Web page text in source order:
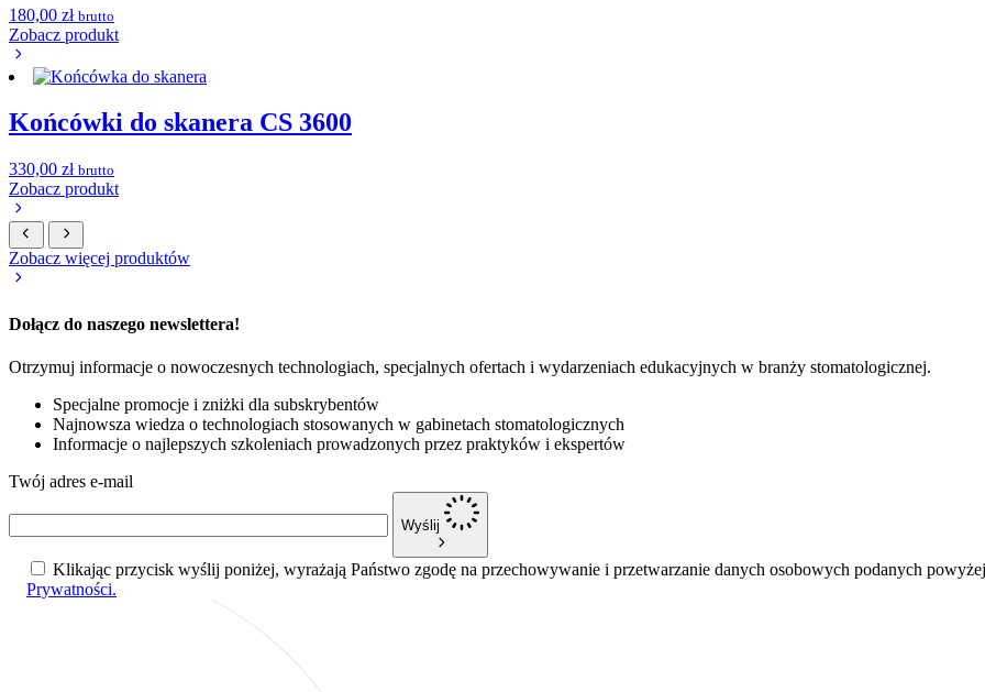
180,00 zł brutto
Zobacz produkt
Końcówki do skanera CS 3600
330,00 zł brutto
Zobacz produkt
Zobacz więcej produktów
Dołącz do naszego newslettera!
Otrzymuj informacje o nowoczesnych technologiach, specjalnych ofertach i wydarzeniach edukacyjnych w branży stomatologicznej.
Specjalne promocje i zniżki dla subskrybentów
Najnowsza wiedza o technologiach stosowanych w gabinetach stomatologicznych
Informacje o najlepszych szkoleniach prowadzonych przez praktyków i ekspertów
Twój adres e-mail
Wyślij
Klikając przycisk wyślij poniżej, wyrażają Państwo zgodę na przechowywanie i przetwarzanie danych osobowych podanych
Prywatności.